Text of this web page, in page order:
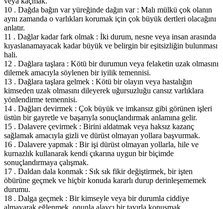
10 . Dağda bağın var yüreğinde dağın var : Malı mülkü çok olanın
aynı zamanda o varlıkları korumak için çok büyük dertleri olacağını
anlatır.
11 . Dağlar kadar fark olmak : İki durum, nesne veya insan arasında
kıyaslanamayacak kadar büyük ve belirgin bir eşitsizliğin bulunması
hali.
12 . Dağlara taşlara : Kötü bir durumun veya felaketin uzak olmasını
dilemek amacıyla söylenen bir iyilik temennisi.
13 . Dağlara taşlara gelmek : Kötü bir olayın veya hastalığın
kimseden uzak olmasını dileyerek uğursuzluğu cansız varlıklara
yönlendirme temennisi.
14 . Dağları devirmek : Çok büyük ve imkansız gibi görünen işleri
üstün bir gayretle ve başarıyla sonuçlandırmak anlamına gelir.
15 . Dalavere çevirmek : Birini aldatmak veya haksız kazanç
sağlamak amacıyla gizli ve dürüst olmayan yollara başvurmak.
16 . Dalavere yapmak : Bir işi dürüst olmayan yollarla, hile ve
kurnazlık kullanarak kendi çıkarına uygun bir biçimde
sonuçlandırmaya çalışmak.
17 . Daldan dala konmak : Sık sık fikir değiştirmek, bir işten
öbürüne geçmek ve hiçbir konuda kararlı durup derinleşememek
durumu.
18 . Dalga geçmek : Bir kimseyle veya bir durumla ciddiye
almayarak eğlenmek, onunla alaycı bir tavırla konuşmak.